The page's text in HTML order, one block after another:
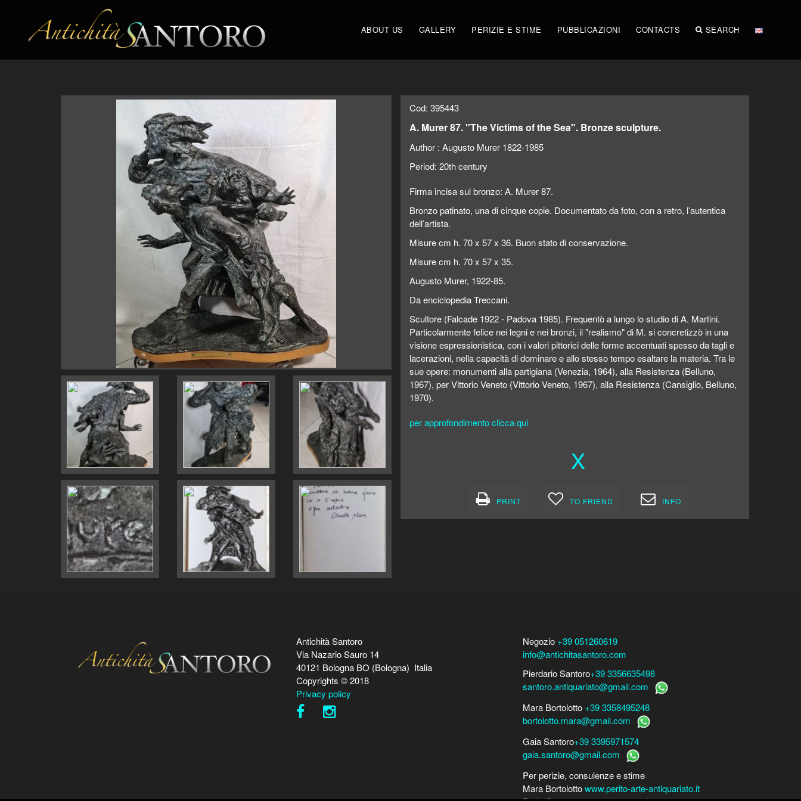
ABOUT US GALLERY PERIZIE E STIME PUBBLICAZIONI CONTACTS SEARCH
Cod: 395443
A. Murer 87. "The Victims of the Sea". Bronze sculpture.
Author : Augusto Murer 1822-1985
Period: 20th century
Firma incisa sul bronzo: A. Murer 87.
Bronzo patinato, una di cinque copie. Documentato da foto, con a retro, l’autentica
dell’artista.
Misure cm h. 70 x 57 x 36. Buon stato di conservazione.
Misure cm h. 70 x 57 x 35.
Augusto Murer, 1922-85.
Da enciclopedia Treccani.
Scultore (Falcade 1922 - Padova 1985). Frequentò a lungo lo studio di A. Martini.
Particolarmente felice nei legni e nei bronzi, il "realismo" di M. si concretizzò in una
visione espressionistica, con i valori pittorici delle forme accentuati spesso da tagli e
lacerazioni, nella capacità di dominare e allo stesso tempo esaltare la materia. Tra le
sue opere: monumenti alla partigiana (Venezia, 1964), alla Resistenza (Belluno,
1967), per Vittorio Veneto (Vittorio Veneto, 1967), alla Resistenza (Cansiglio, Belluno,
1970).
per approfondimento clicca qui
X
PRINT TO FRIEND INFO
Antichità Santoro
Via Nazario Sauro 14
40121 Bologna BO (Bologna) Italia
Copyrights © 2018
Privacy policy
Negozio +39 051260619
info@antichitasantoro.com
Pierdario Santoro+39 3356635498
santoro.antiquariato@gmail.com
Mara Bortolotto +39 3358495248
bortolotto.mara@gmail.com
Gaia Santoro+39 3395971574
gaia.santoro@gmail.com
Per perizie, consulenze e stime
Mara Bortolottowww.perito-arte-antiquariato.it